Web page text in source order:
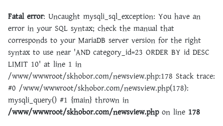
Fatal error: Uncaught mysqli_sql_exception: You have an
error in your SQL syntax; check the manual that
corresponds to your MariaDB server version for the right
syntax to use near 'AND category_id=23 ORDER BY id DESC
LIMIT 10' at line 1 in
/www/wwwroot/skhobor.com/newsview.php:178 Stack trace:
#0 /www/wwwroot/skhobor.com/newsview.php(178):
mysqli_query() #1 {main} thrown in
/www/wwwroot/skhobor.com/newsview.phpon line 178